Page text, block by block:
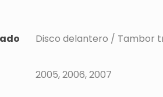
Disco delantero / Tambor
2005, 2006, 2007